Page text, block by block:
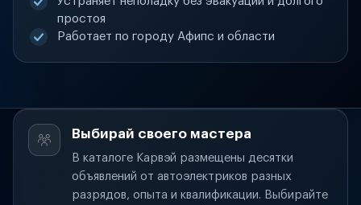
простоя
Работает по городу Афипс и области
Выбирай своего мастера
В каталоге Карвэй размещены десятки
объявлений от автоэлектриков разных
разрядов, опыта и квалификации. Выбирайте